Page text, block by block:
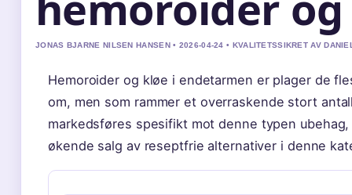
JONAS BJARNE NILSEN HANSEN • 2026-04-24 • KVALITETSSIKRET AV
Hemoroider og kløe i endetarmen er plager de
om, men som rammer et overraskende stort
markedsføres spesifikt mot denne typen
økende salg av reseptfrie alternativer i denne